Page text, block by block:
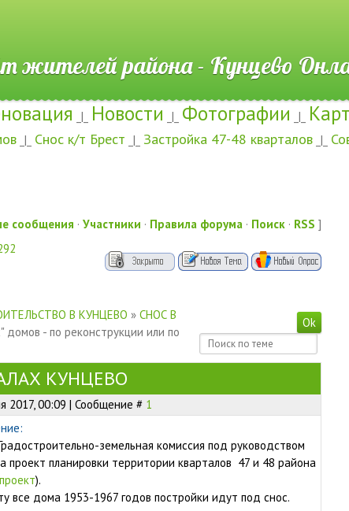
района - Кунцево
_|_ Новости _|_ Фотографии _|_
_|_ Снос к/т Брест _|_ Застройка 47-48 кварталов _|_
сообщения · Участники · Правила форума · Поиск · RSS ]
В КУНЦЕВО » СНОС В
домов - по реконструкции или по
КУНЦЕВО
2017, 00:09 | Сообщение # 1
земельная комиссия под руководством
проект планировки территории кварталов 47 и 48 района
).
все дома 1953-1967 годов постройки идут под снос.